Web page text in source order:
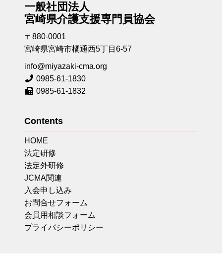
一般社団法人
宮崎県介護支援専門員協会
〒880-0001
宮崎県宮崎市橘通西5丁目6-57
info@miyazaki-cma.org
0985-61-1830
0985-61-1832
Contents
HOME
法定研修
法定外研修
JCMA関連
入会申し込み
お問合せフォーム
会員用相談フォーム
プライバシーポリシー